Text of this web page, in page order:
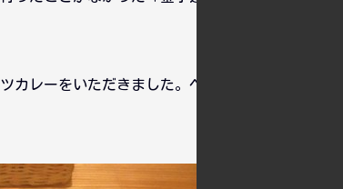
カレーをいただきました。ベースは辛口のキーマカ